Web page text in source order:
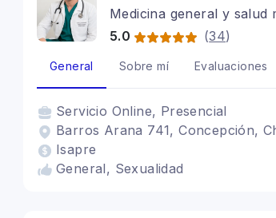
Medicina general y salud
5.0
(34)
General Sobre mí Evaluaciones
Servicio Online, Presencial
Barros Arana 741, Concepción,
Isapre
General, Sexualidad